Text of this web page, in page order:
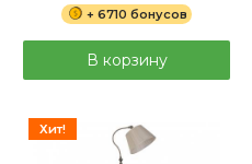
+ 6710 бонусов
В корзину
Хит!